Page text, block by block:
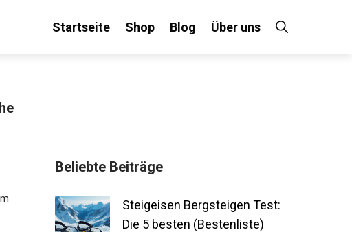
Startseite Shop Blog Über uns
Beliebte Beiträge
Steigeisen Bergsteigen Test:
Die 5 besten (Bestenliste)